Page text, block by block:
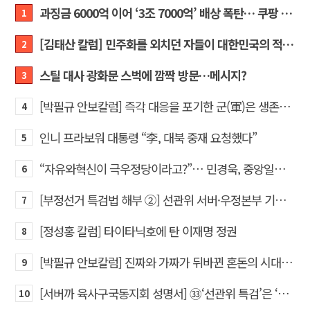
1 과징금 6000억 이어 ‘3조 7000억’ 배상 폭탄… 쿠팡 때리기에 한미 통상 ‘초비상’
2 [김태산 칼럼] 민주화를 외치던 자들이 대한민국의 적이고 간첩이었다
3 스틸 대사 광화문 스벅에 깜짝 방문…메시지?
4 [박필규 안보칼럼] 즉각 대응을 포기한 군(軍)은 생존할 수 없다
5 인니 프라보워 대통령 “李, 대북 중재 요청했다”
6 “자유와혁신이 극우정당이라고?”… 민경욱, 중앙일보 직격
7 [부정선거 특검법 해부 ②] 선관위 서버·우정본부 기록까지…‘증거를 끌어오는 칼’
8 [정성홍 칼럼] 타이타닉호에 탄 이재명 정권
9 [박필규 안보칼럼] 진짜와 가짜가 뒤바뀐 혼돈의 시대, 안보 파탄은 막아야
10 [서버까 육사구국동지회 성명서] ㉝‘선관위 특검’은 ‘부정선거 특검’으로 명명하고 박주현 변호사를 ‘특검’으로 임명하라!